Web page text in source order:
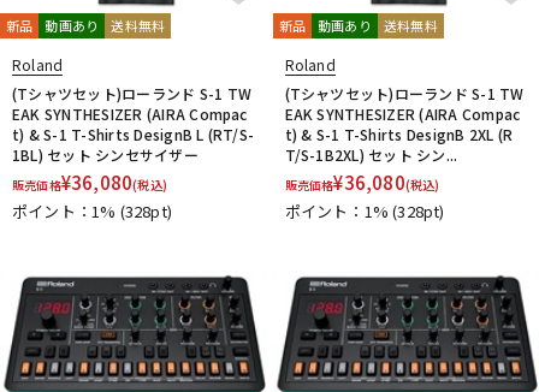
新品 動画あり 送料無料
Roland
(Tシャツセット)ローランド S-1 TW
EAK SYNTHESIZER (AIRA Compac
t) & S-1 T-Shirts DesignB L (RT/S-
1BL) セット シンセサイザー
販売価格¥36,080(税込)
ポイント：1% (328pt)
新品 動画あり 送料無料
Roland
(Tシャツセット)ローランド S-1 TW
EAK SYNTHESIZER (AIRA Compac
t) & S-1 T-Shirts DesignB 2XL (R
T/S-1B2XL) セット シン...
販売価格¥36,080(税込)
ポイント：1%(328pt)